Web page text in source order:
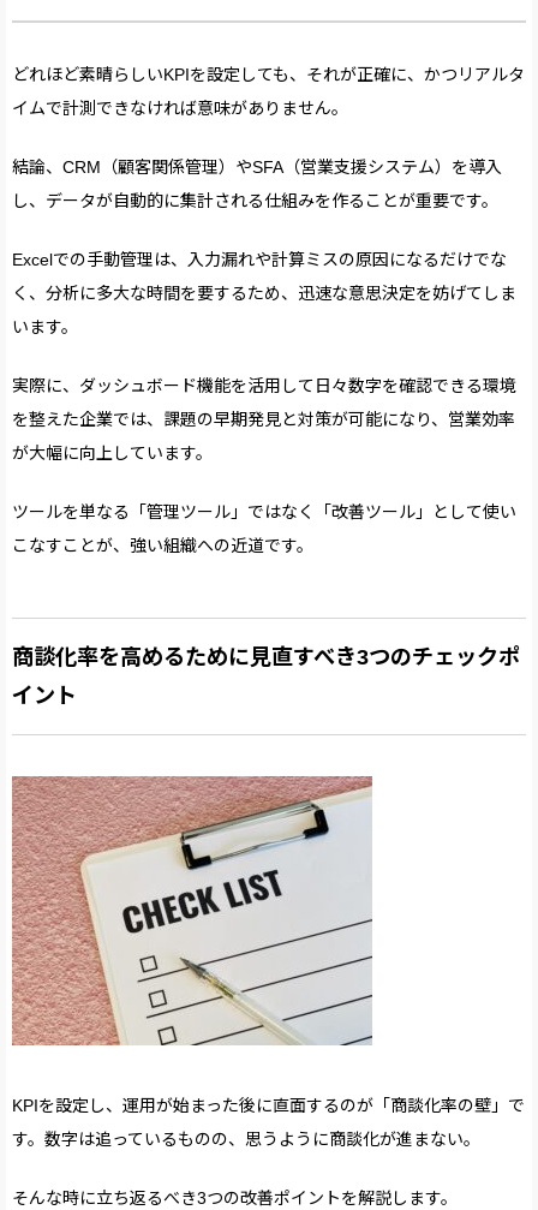
どれほど素晴らしいKPIを設定しても、それが正確に、かつリアルタ
イムで計測できなければ意味がありません。
結論、CRM（顧客関係管理）やSFA（営業支援システム）を導入
し、データが自動的に集計される仕組みを作ることが重要です。
Excelでの手動管理は、入力漏れや計算ミスの原因になるだけでな
く、分析に多大な時間を要するため、迅速な意思決定を妨げてしま
います。
実際に、ダッシュボード機能を活用して日々数字を確認できる環境
を整えた企業では、課題の早期発見と対策が可能になり、営業効率
が大幅に向上しています。
ツールを単なる「管理ツール」ではなく「改善ツール」として使い
こなすことが、強い組織への近道です。
商談化率を高めるために見直すべき3つのチェックポ
イント
KPIを設定し、運用が始まった後に直面するのが「商談化率の壁」で
す。数字は追っているものの、思うように商談化が進まない。
そんな時に立ち返るべき3つの改善ポイントを解説します。